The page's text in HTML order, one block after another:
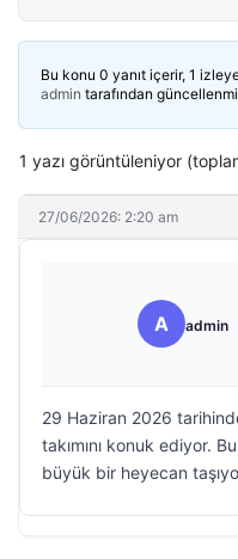
Bu konu 0 yanıt içerir, 1
admin tarafından
1 yazı görüntüleniyor
27/06/2026: 2:20 am
A admin
29 Haziran 2026
takımını konuk ediyor.
büyük bir heyecan